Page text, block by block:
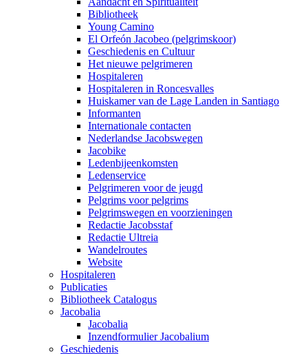
Bibliotheek
Young Camino
El Orfeón Jacobeo (pelgrimskoor)
Geschiedenis en Cultuur
Het nieuwe pelgrimeren
Hospitaleren
Hospitaleren in Roncesvalles
Huiskamer van de Lage Landen in Santiago
Informanten
Internationale contacten
Nederlandse Jacobswegen
Jacobike
Ledenbijeenkomsten
Ledenservice
Pelgrimeren voor de jeugd
Pelgrims voor pelgrims
Pelgrimswegen en voorzieningen
Redactie Jacobsstaf
Redactie Ultreia
Wandelroutes
Website
Hospitaleren
Publicaties
Bibliotheek Catalogus
Jacobalia
Jacobalia
Inzendformulier Jacobalium
Geschiedenis